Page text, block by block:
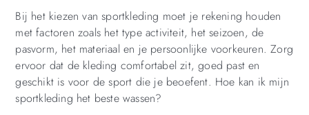
Bij het kiezen van sportkleding moet je rekening houden
met factoren zoals het type activiteit, het seizoen, de
pasvorm, het materiaal en je persoonlijke voorkeuren. Zorg
ervoor dat de kleding comfortabel zit, goed past en
geschikt is voor de sport die je beoefent. Hoe kan ik mijn
sportkleding het beste wassen?